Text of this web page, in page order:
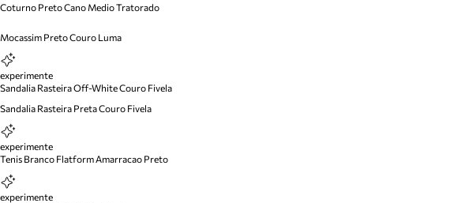
Coturno Preto Cano Medio Tratorado
Mocassim Preto Couro Luma
experimente
Sandalia Rasteira Off-White Couro Fivela
Sandalia Rasteira Preta Couro Fivela
experimente
Tenis Branco Flatform Amarracao Preto
experimente